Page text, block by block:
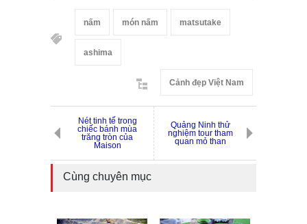
nấm món nấm matsutake
ashima
Cảnh đẹp Việt Nam
Nét tinh tế trong
chiếc bánh mùa
trăng tròn của
Maison
Quảng Ninh thử
nghiệm tour tham
quan mỏ than
Cùng chuyên mục